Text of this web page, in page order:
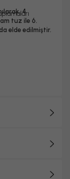
4
tuz ile 6.
elde edilmiştir.